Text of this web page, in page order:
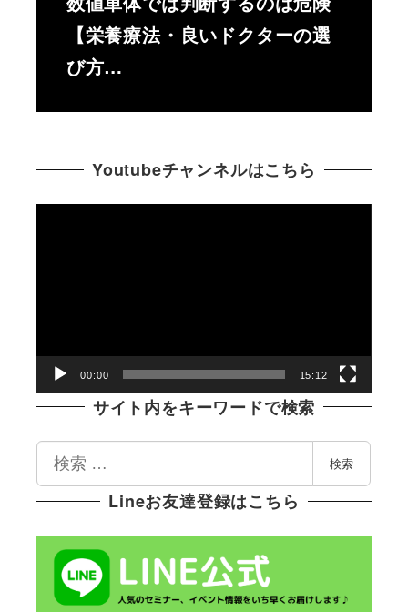
【栄養療法・良いドクターの選
び方…
Youtubeチャンネルはこちら
00:00 15:12
サイト内をキーワードで検索
索
検索
Lineお友達登録はこちら